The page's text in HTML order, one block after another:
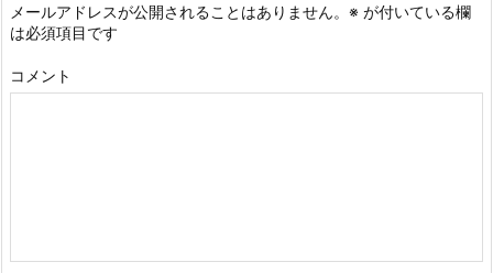
メールアドレスが公開されることはありません。 ※ が付いている欄
は必須項目です
コメント